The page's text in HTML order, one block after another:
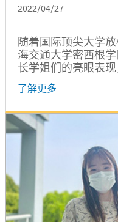
2022/04/27
随着国际顶尖大学
海交通大学密西根
长学姐们的亮眼表
理工学院、斯坦福
根大学等知名大学
校收割机”具备了哪
别邀请了一些同学来
享嘉宾是来自密西
大四的宋世欣同学。...
了解更多